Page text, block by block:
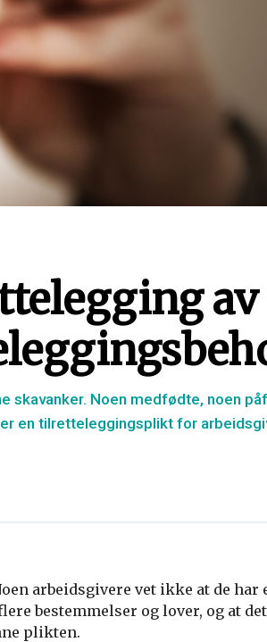
av
skavanker. Noen medfødte, noen
en tilretteleggingsplikt for
arbeidsgivere vet ikke at de har
bestemmelser og lover, og at det
plikten.